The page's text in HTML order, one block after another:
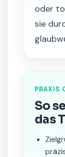
oder
sie
PRAXIS
So
das